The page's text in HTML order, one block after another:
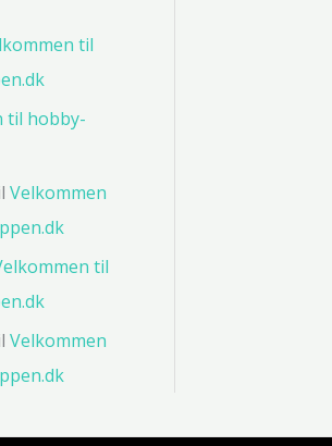
til
til hobby-
Velkommen
til
Velkommen